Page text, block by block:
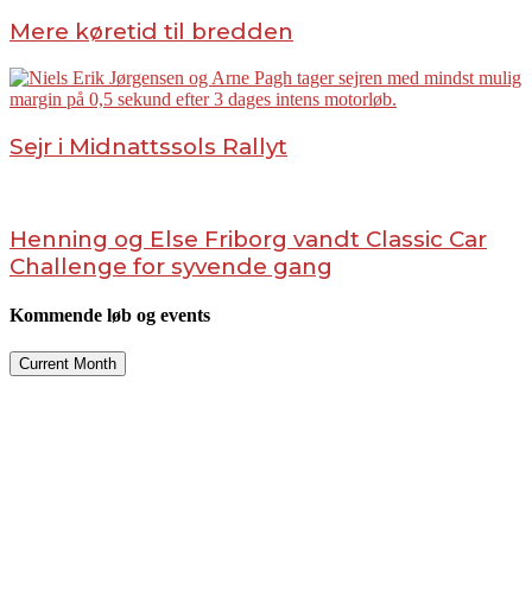
Mere køretid til bredden
Sejr i Midnattssols Rallyt
Henning og Else Friborg vandt Classic Car
Challenge for syvende gang
Kommende løb og events
Current Month